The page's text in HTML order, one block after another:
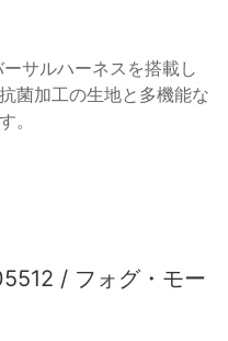
サルハーネスを搭載し
菌加工の生地と多機能な
。
/ フォグ・モー